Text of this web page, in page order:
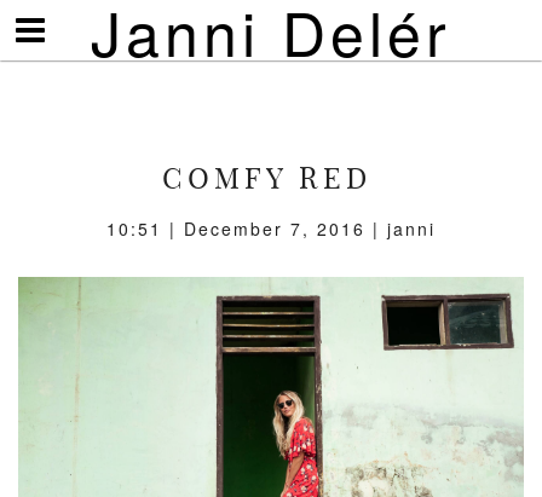
Janni Delér
Visa/göm
meny
COMFY RED
10:51 | December 7, 2016 | janni